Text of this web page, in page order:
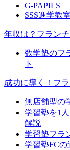
G-PAPILS
SSS進学教室
年収は？フラン
数学塾のフ
ト
成功に導く！フ
無店舗型の
学習塾を1
解説
学習塾フラ
学習塾FC